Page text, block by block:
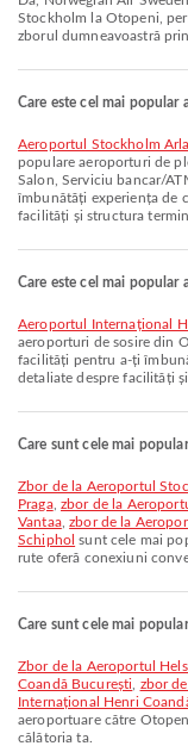
Stockholm la Otopeni,
zborul dumneavoastră
Care este cel mai popular
Aeroportul Stockholm
populare aeroporturi de
Salon, Serviciu bancar/
îmbunătăți experiența de
facilități și structura
Care este cel mai popular
Aeroportul Internațional
aeroporturi de sosire din
facilități pentru a-ți
detaliate despre facilități
Care sunt cele mai
zbor de la Aeroportul Stockholm Arlanda la Aeroportul Václav Havel din
Praga, zbor de la
Vantaa,zbor de la
Schiphol sunt cele mai
rute oferă conexiuni
Care sunt cele mai
zbor de la Aeroportul Helsinki Vantaa la Aeroportul Internațional Henri
Coandă București
zbor
Internațional Henri
aeroportuare către
călătoria ta.